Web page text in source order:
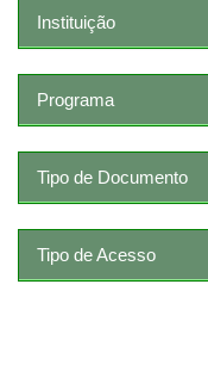
Instituição
Programa
Tipo de Documento
Tipo de Acesso